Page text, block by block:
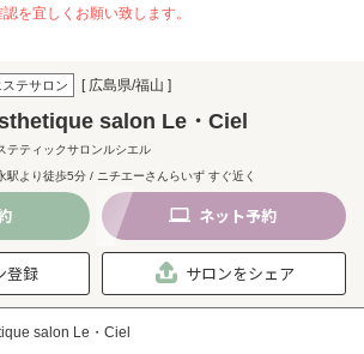
を宜しくお願い致します。
ステサロン [ 広島県/福山 ]
salon Le・Ciel
テティックサロンルシエル
駅より徒歩5分 / ニチエーさんらいず すぐ近く
ネット予約
登録 サロンをシェア
salon Le・Ciel